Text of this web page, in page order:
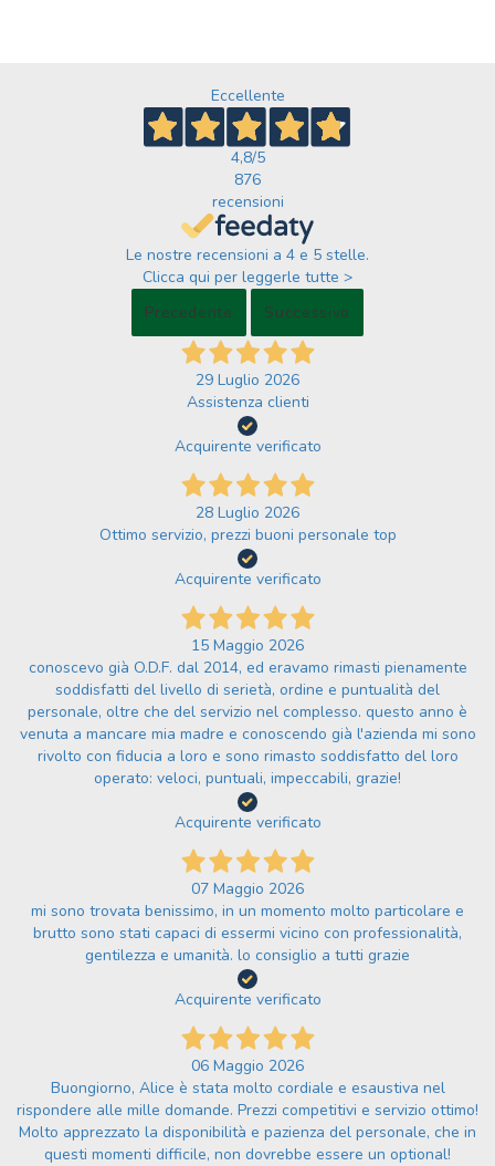
Eccellente
4,8/5
876
recensioni
Le nostre recensioni a 4 e 5 stelle.
Clicca qui per leggerle tutte >
Precedente
Successivo
29 Luglio 2026
Assistenza clienti
Acquirente verificato
28 Luglio 2026
Ottimo servizio, prezzi buoni personale top
Acquirente verificato
15 Maggio 2026
conoscevo già O.D.F. dal 2014, ed eravamo rimasti pienamente
soddisfatti del livello di serietà, ordine e puntualità del
personale, oltre che del servizio nel complesso. questo anno è
venuta a mancare mia madre e conoscendo già l'azienda mi sono
rivolto con fiducia a loro e sono rimasto soddisfatto del loro
operato: veloci, puntuali, impeccabili, grazie!
Acquirente verificato
07 Maggio 2026
mi sono trovata benissimo, in un momento molto particolare e
brutto sono stati capaci di essermi vicino con professionalità,
gentilezza e umanità. lo consiglio a tutti grazie
Acquirente verificato
06 Maggio 2026
Buongiorno, Alice è stata molto cordiale e esaustiva nel
rispondere alle mille domande. Prezzi competitivi e servizio ottimo!
Molto apprezzato la disponibilità e pazienza del personale, che in
questi momenti difficile, non dovrebbe essere un optional!